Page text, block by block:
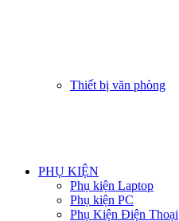
Thiết bị văn phòng
PHỤ KIỆN
Phụ kiện Laptop
Phụ kiện PC
Phụ Kiện Điện Thoại